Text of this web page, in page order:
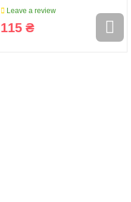
Leave a review
115 ₴